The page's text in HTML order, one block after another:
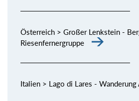
Österreich > Großer Lenkstein -
Riesenfernergruppe
Italien > Lago di Lares - Wanderung